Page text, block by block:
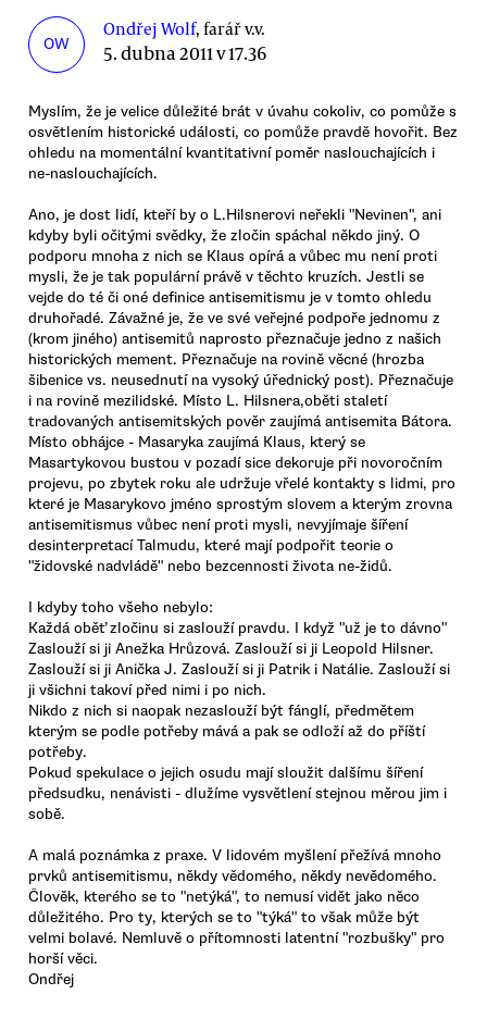
OW
Ondřej Wolf, farář v.v.
5. dubna 2011 v 17.36
Myslím, že je velice důležité brát v úvahu cokoliv, co pomůže s
osvětlením historické události, co pomůže pravdě hovořit. Bez
ohledu na momentální kvantitativní poměr naslouchajících i
ne-naslouchajících.
Ano, je dost lidí, kteří by o L.Hilsnerovi neřekli "Nevinen", ani
kdyby byli očitými svědky, že zločin spáchal někdo jiný. O
podporu mnoha z nich se Klaus opírá a vůbec mu není proti
mysli, že je tak populární právě v těchto kruzích. Jestli se
vejde do té či oné definice antisemitismu je v tomto ohledu
druhořadé. Závažné je, že ve své veřejné podpoře jednomu z
(krom jiného) antisemitů naprosto přeznačuje jedno z našich
historických mement. Přeznačuje na rovině věcné (hrozba
šibenice vs. neusednutí na vysoký úřednický post). Přeznačuje
i na rovině mezilidské. Místo L. Hilsnera,oběti staletí
tradovaných antisemitských pověr zaujímá antisemita Bátora.
Místo obhájce - Masaryka zaujímá Klaus, který se
Masartykovou bustou v pozadí sice dekoruje při novoročním
projevu, po zbytek roku ale udržuje vřelé kontakty s lidmi, pro
které je Masarykovo jméno sprostým slovem a kterým zrovna
antisemitismus vůbec není proti mysli, nevyjímaje šíření
desinterpretací Talmudu, které mají podpořit teorie o
"židovské nadvládě" nebo bezcennosti života ne-židů.
I kdyby toho všeho nebylo:
Každá oběť zločinu si zaslouží pravdu. I když "už je to dávno"
Zaslouží si ji Anežka Hrůzová. Zaslouží si ji Leopold Hilsner.
Zaslouží si ji Anička J. Zaslouží si ji Patrik i Natálie. Zaslouží si
ji všichni takoví před nimi i po nich.
Nikdo z nich si naopak nezaslouží být fánglí, předmětem
kterým se podle potřeby mává a pak se odloží až do příští
potřeby.
Pokud spekulace o jejich osudu mají sloužit dalšímu šíření
předsudku, nenávisti - dlužíme vysvětlení stejnou měrou jim i
sobě.
A malá poznámka z praxe. V lidovém myšlení přežívá mnoho
prvků antisemitismu, někdy vědomého, někdy nevědomého.
Člověk, kterého se to "netýká", to nemusí vidět jako něco
důležitého. Pro ty, kterých se to "týká" to však může být
velmi bolavé. Nemluvě o přítomnosti latentní "rozbušky" pro
horší věci.
Ondřej